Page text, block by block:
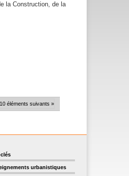
la Construction, de la
10 éléments suivants »
urbanistiques